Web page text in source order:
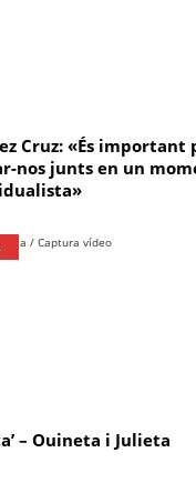
Cruz: «És important
nos junts en un
– Ouineta i Julieta